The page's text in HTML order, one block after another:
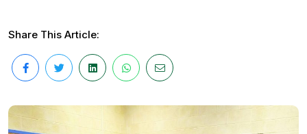
Share This Article: